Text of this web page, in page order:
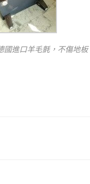
國進口羊毛氈，不傷地板